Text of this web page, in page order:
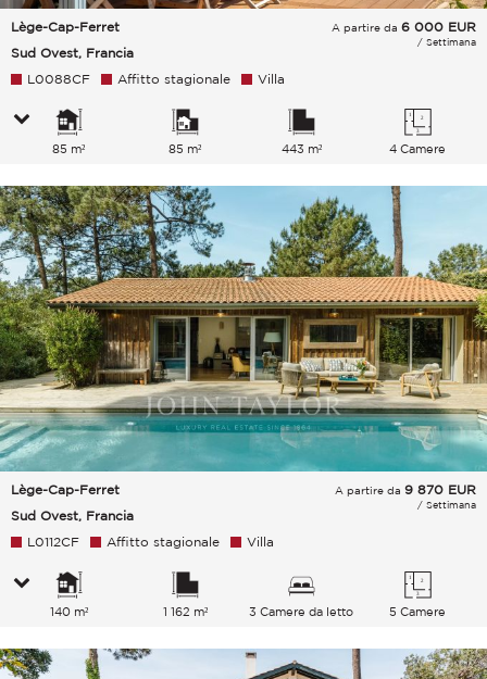
Lège-Cap-Ferret
Sud Ovest, Francia
A partire da 6 000 EUR
/ Settimana
L0088CF Affitto stagionale Villa
85 m² 85 m² 443 m² 4 Camere
Lège-Cap-Ferret
Sud Ovest, Francia
A partire da 9 870 EUR
/ Settimana
L0112CF Affitto stagionale Villa
140 m² 1 162 m² 3 Camere da letto 5 Camere